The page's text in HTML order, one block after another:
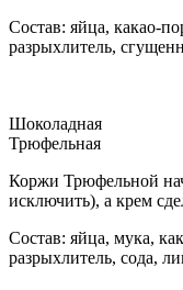
Состав: яйца, какао-
разрыхлитель,
Шоколадная
Трюфельная
Коржи Трюфельной
исключить), а крем
Состав: яйца, мука,
разрыхлитель, сода,